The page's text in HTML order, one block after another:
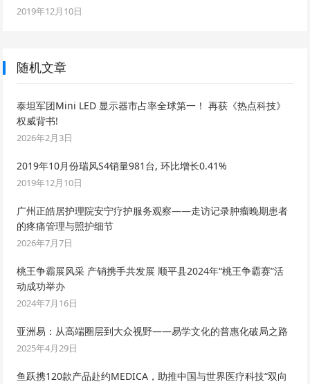
2019年12月10日
随机文章
泰坦军团Mini LED 显示器市占率全球第一！ 再获《热点科技》
权威背书!
2026年2月3日
2019年10月份瑞风S4销量981台, 环比增长0.41%
2019年12月10日
广州正皓居护理院安宁疗护服务观察——走访记录肿瘤晚期患者
的疼痛管理与照护细节
2026年7月7日
桃王争霸展风采 产销携手共发展 顺平县2024年“桃王争霸赛”活
动成功举办
2024年7月16日
亚洲易：从高端圈层到大众视野——易学文化的普惠化破局之路
2025年4月29日
鱼跃携120款产品赴约MEDICA，助推中国与世界医疗科技“双向